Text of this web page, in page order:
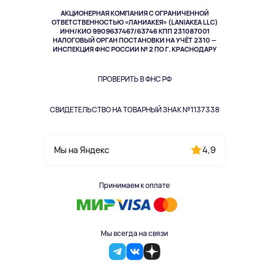
АКЦИОНЕРНАЯ КОМПАНИЯ С ОГРАНИЧЕННОЙ
ОТВЕТСТВЕННОСТЬЮ «ЛАНИАКЕЯ» (LANIAKEA LLC)
ИНН/КИО 9909637467/63746 КПП 231087001
НАЛОГОВЫЙ ОРГАН ПОСТАНОВКИ НА УЧЁТ 2310 —
ИНСПЕКЦИЯ ФНС РОССИИ № 2 ПО Г. КРАСНОДАРУ
ПРОВЕРИТЬ В ФНС РФ
СВИДЕТЕЛЬСТВО НА ТОВАРНЫЙ ЗНАК №1137338
Мы на Яндекс 4,9
Принимаем к оплате
Мы всегда на связи
Одежда и аксессуары